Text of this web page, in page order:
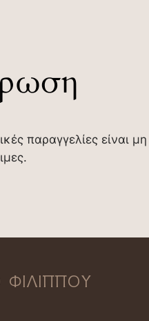
παραγγελίες είναι μη
ΦΙΛΙΠΠΟΥ